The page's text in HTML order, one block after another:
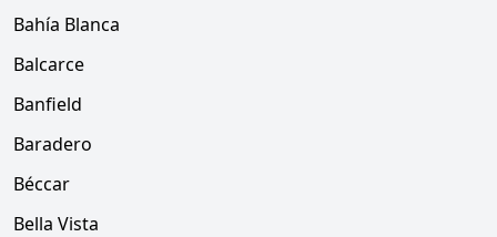
Bahía Blanca
Balcarce
Banfield
Baradero
Béccar
Bella Vista